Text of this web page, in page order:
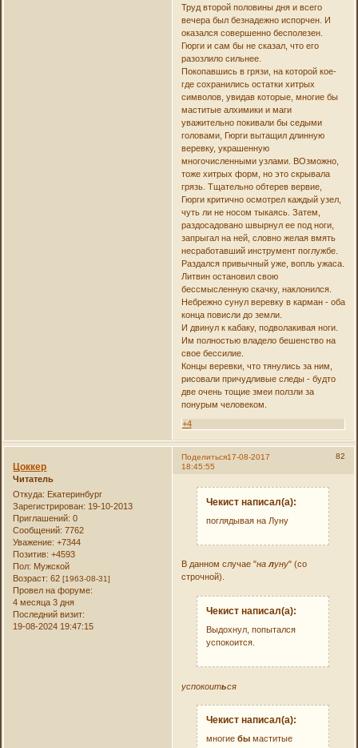
Труд второй половины дня и всего
вечера был безнадежно испорчен. И
оказался совершенно бесполезен.
Гюрги и сам бы не сказал, что его
разозлило сильнее.
Покопавшись в грязи, на которой кое-
где сохранились остатки хитрых
символов, увидав которые, многие бы
маститые алхимики и маги
уважительно покивали бы седыми
головами, Гюрги вытащил длинную
веревку, украшенную
многочисленными узлами. ВОзможно,
тоже хитрых форм, но это скрывала
грязь. Тщательно обтерев вервие,
Гюрги критично осмотрел каждый узел,
чуть ли не носом тыкаясь. Затем,
раздосадовано швырнул ее под ноги,
запрыгал на ней, словно желая вмять
несработавший инструмент поглужбе.
Раздался привычный уже, вопль ужаса.
Литвин остановил свою
бессмысленную скачку, наклонился.
Небрежно сунул веревку в карман - оба
конца повисли до земли.
И двинул к кабаку, подволакивая ноги.
Им полностью владело бешенство на
свое бессилие.
Концы веревки, что тянулись за ним,
рисовали причудливые следы - будто
две очень тощие змеи ползли за
понурым человеком.
+4
Поделиться 82
17-08-2017
18:45:55
Цоккер
Читатель
Откуда: Екатеринбург
Зарегистрирован: 19-10-2013
Приглашений: 0
Сообщений: 7762
Уважение: +7344
Позитив: +4593
Пол: Мужской
Возраст: 62[1963-08-31]
Провел на форуме:
4 месяца 3 дня
Последний визит:
19-08-2024 19:47:15
Чекист написал(а):
поглядывая на Луну
В данном случае "на луну" (со
строчной).
Чекист написал(а):
Выдохнул, попытался
успокоится.
успокоиться
Чекист написал(а):
многиебы маститые